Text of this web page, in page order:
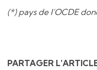
(*) pays de l’OCDE
PARTAGER